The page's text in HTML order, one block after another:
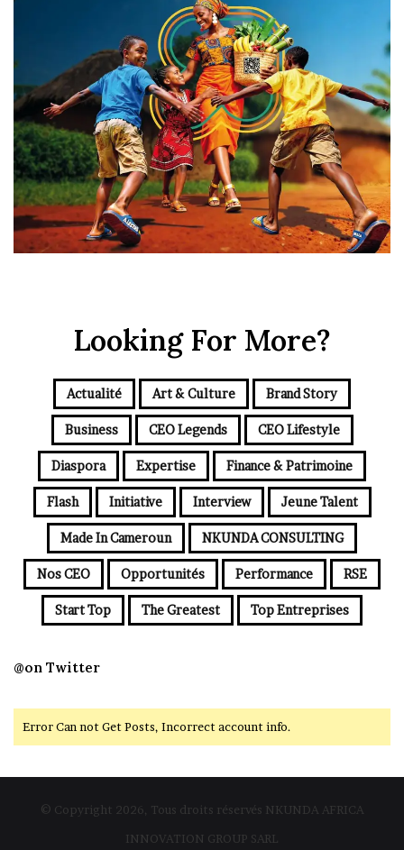
Looking For More?
Actualité Art & Culture Brand Story
Business CEO Legends CEO Lifestyle
Diaspora Expertise Finance & Patrimoine
Flash Initiative Interview Jeune Talent
Made In Cameroun NKUNDA CONSULTING
Nos CEO Opportunités Performance RSE
Start Top The Greatest Top Entreprises
@on Twitter
Error Can not Get Posts, Incorrect account info.
© Copyright 2026, Tous droits réservés NKUNDA AFRICA
INNOVATION GROUP SARL